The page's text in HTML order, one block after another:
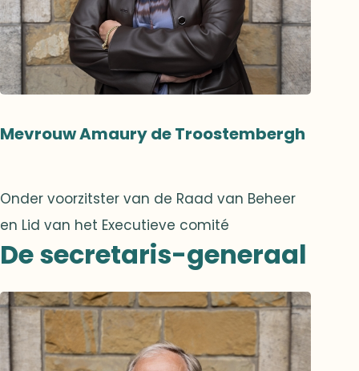
Mevrouw Amaury de Troostembergh
Onder voorzitster van de Raad van Beheer
en Lid van het Executieve comité
De secretaris-generaal